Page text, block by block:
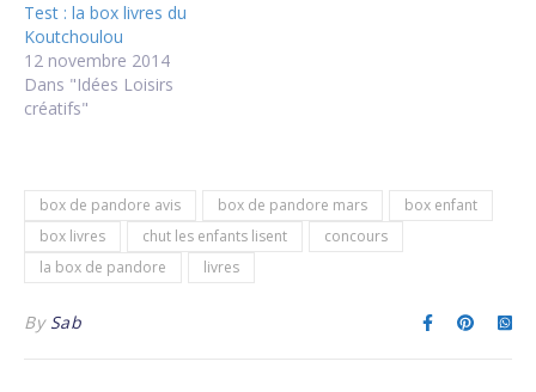
Test : la box livres du
Koutchoulou
12 novembre 2014
Dans "Idées Loisirs
créatifs"
box de pandore avis box de pandore mars
box enfant
box livres
chut les enfants lisent
concours
la box de pandore
livres
By Sab